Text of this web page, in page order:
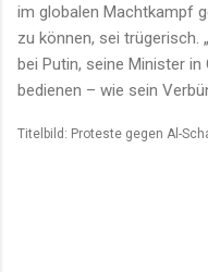
im globalen Machtkampf
zu können, sei trügerisch.
bei Putin, seine Minister
bedienen – wie sein
Titelbild: Proteste gegen Al-